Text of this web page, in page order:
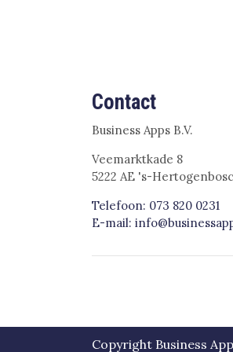
Contact
Business Apps B.V.
Veemarktkade 8
5222 AE 's-
Telefoon: 073 820 0231
E-mail:
Copyright Business